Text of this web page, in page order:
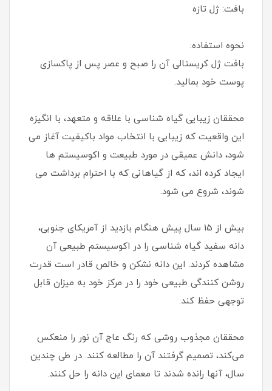
بافت: ژل تازه
نحوه استفاده:
بافت ژل کریستالی آن را صبح و عصر پس از پاکسازی
پوست خود بمالید.
محققان زیبایی گیاه شناسی با علاقه و متعهد، با انگیزه
این واقعیت که زیبایی با انتخاب مواد باکیفیت آغاز می
شود، دانش عمیقی در مورد طبیعت و اکوسیستم ها
ایجاد کرده اند، که از گیاهانی که با احترام برداشت می
شوند، شروع می شود.
بیش از 15 سال پیش هنگام بازدید از آمریکای جنوبی،
دانه سفید گیاه شناسی را در اکوسیستم طبیعی آن
مشاهده کردند. این دانه نشکن و خالص قادر است قدرت
روشن کنندگی طبیعی خود را در مرکز خود به میزان قابل
توجهی حفظ کند.
محققان مجذوب روشی که رنگ عاج آن نور را منعکس
می‌کند، تصمیم گرفتند آن را مطالعه کنند. در طی چندین
سال، آنها رانده شدند تا معمای این دانه را حل کنند.